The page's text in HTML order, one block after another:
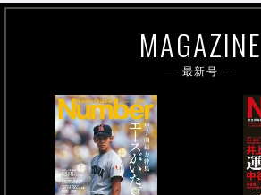
MAGAZINE
最新号